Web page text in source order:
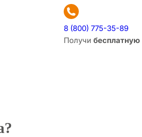
8 (800) 775-35-89
Получи бесплатную